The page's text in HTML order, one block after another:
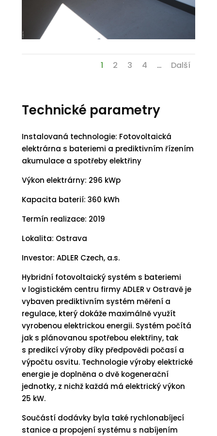
1 2 3 4 ... Další
Technické parametry
Instalovaná technologie: Fotovoltaická
elektrárna s bateriemi a prediktivním řízením
akumulace a spotřeby elektřiny
Výkon elektrárny: 296 kWp
Kapacita baterií: 360 kWh
Termín realizace: 2019
Lokalita: Ostrava
Investor: ADLER Czech, a.s.
Hybridní fotovoltaický systém s bateriemi
v logistickém centru firmy ADLER v Ostravě je
vybaven prediktivním systém měření a
regulace, který dokáže maximálně využít
vyrobenou elektrickou energii. Systém počítá
jak s plánovanou spotřebou elektřiny, tak
s predikcí výroby díky předpovědi počasí a
výpočtu osvitu. Technologie výroby elektrické
energie je doplněna o dvě kogenerační
jednotky, z nichž každá má elektrický výkon
25 kW.
Součástí dodávky byla také rychlonabíjecí
stanice a propojení systému s nabíjením